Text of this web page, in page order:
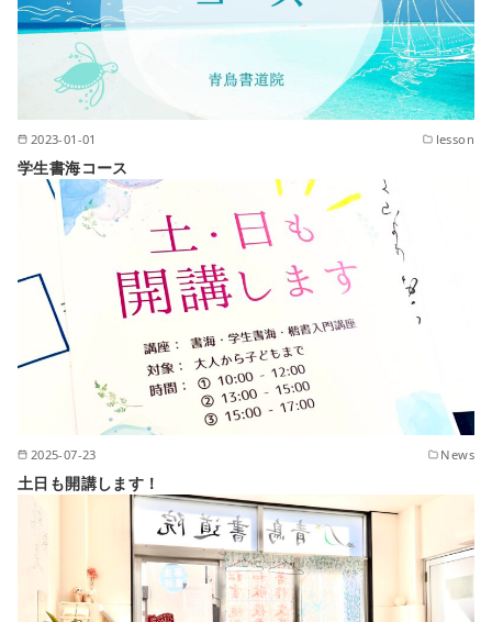
2023-01-01 lesson
学生書海コース
2025-07-23 News
土日も開講します！